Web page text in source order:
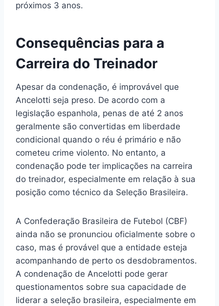
próximos 3 anos.
Consequências para a
Carreira do Treinador
Apesar da condenação, é improvável que
Ancelotti seja preso. De acordo com a
legislação espanhola, penas de até 2 anos
geralmente são convertidas em liberdade
condicional quando o réu é primário e não
cometeu crime violento. No entanto, a
condenação pode ter implicações na carreira
do treinador, especialmente em relação à sua
posição como técnico da Seleção Brasileira.
A Confederação Brasileira de Futebol (CBF)
ainda não se pronunciou oficialmente sobre o
caso, mas é provável que a entidade esteja
acompanhando de perto os desdobramentos.
A condenação de Ancelotti pode gerar
questionamentos sobre sua capacidade de
liderar a seleção brasileira, especialmente em